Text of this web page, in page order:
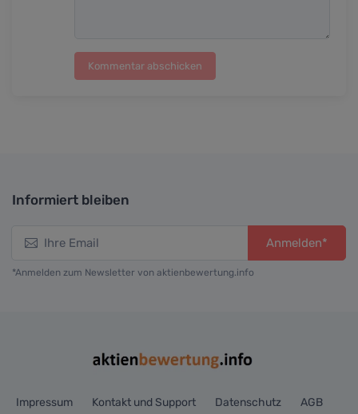
Kommentar abschicken
Informiert bleiben
Anmelden*
*Anmelden zum Newsletter von aktienbewertung.info
Impressum Kontakt und Support Datenschutz AGB